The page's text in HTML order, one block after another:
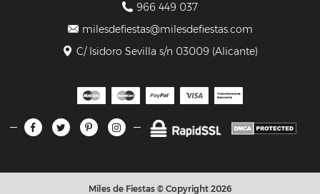
966 449 037
milesdefiestas@milesdefiestas.com
C/ Isidoro Sevilla s/n 03009 (Alicante)
Miles de Fiestas © Copyright 2026